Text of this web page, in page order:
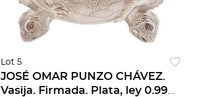
Lot 5
JOSÉ OMAR PUNZO CHÁVEZ.
Vasija. Firmada. Plata, ley 0.999.